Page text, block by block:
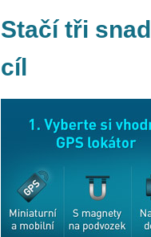
Stačí tři
cíl